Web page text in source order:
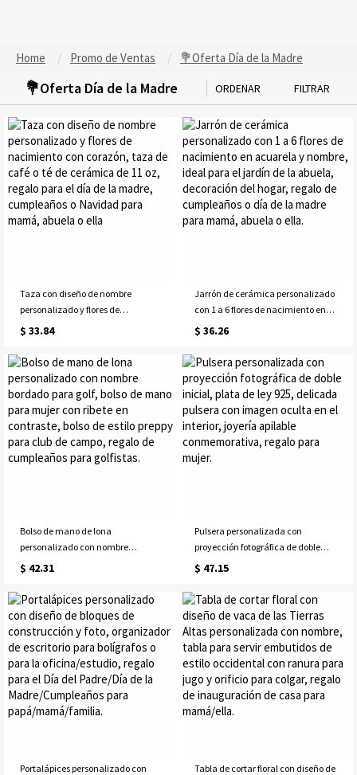
Home Promo de Ventas 💐Oferta Día de la Madre
💐Oferta Día de la Madre ORDENAR FILTRAR
Taza con diseño de nombre
personalizado y flores de
nacimiento con corazón, taza de
regalo para el día de la madre,
cumpleaños o Navidad para
mamá, abuela o ella
$ 33.84
Jarrón de cerámica personalizado
con 1 a 6 flores de nacimiento en
acuarela y nombre, ideal para el
hogar, regalo de cumpleaños o día
de la madre para mamá, abuela o
ella.
$ 36.26
Bolso de mano de lona
personalizado con nombre
bordado para golf, bolso de mano
bolso de estilo preppy para club de
campo, regalo de cumpleaños
para golfistas.
$ 42.31
Pulsera personalizada con
proyección fotográfica de doble
inicial, plata de ley 925, delicada
interior, joyería apilable
conmemorativa, regalo para
mujer.
$ 47.15
Portalápices personalizado con
Tabla de cortar floral con diseño de